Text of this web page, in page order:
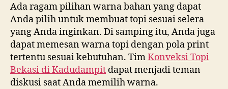
Ada ragam pilihan warna bahan yang dapat
Anda pilih untuk membuat topi sesuai selera
yang Anda inginkan. Di samping itu, Anda juga
dapat memesan warna topi dengan pola print
tertentu sesuai kebutuhan. TimKonveksi Topi
Bekasi diKadudampit dapat menjadi teman
diskusi saat Anda memilih warna.